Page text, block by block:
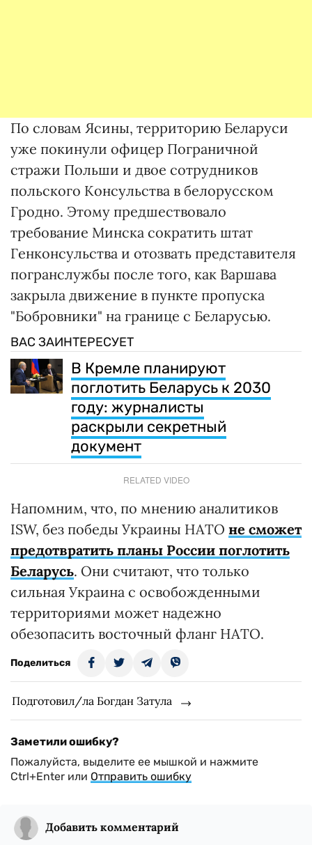
По словам Ясины, территорию Беларуси
уже покинули офицер Пограничной
стражи Польши и двое сотрудников
польского Консульства в белорусском
Гродно. Этому предшествовало
требование Минска сократить штат
Генконсульства и отозвать представителя
погранслужбы после того, как Варшава
закрыла движение в пункте пропуска
"Бобровники" на границе с Беларусью.
ВАС ЗАИНТЕРЕСУЕТ
В Кремле планируют
поглотить Беларусь к 2030
году: журналисты
раскрыли секретный
документ
RELATED VIDEO
Напомним, что, по мнению аналитиков
ISW, без победы Украины НАТО не сможет
предотвратить планы России поглотить
Беларусь. Они считают, что только
сильная Украина с освобожденными
территориями может надежно
обезопасить восточный фланг НАТО.
Поделиться
Подготовил/ла Богдан Затула
Заметили ошибку?
Пожалуйста, выделите ее мышкой и нажмите
Ctrl+Enter или Отправить ошибку
Добавить комментарий